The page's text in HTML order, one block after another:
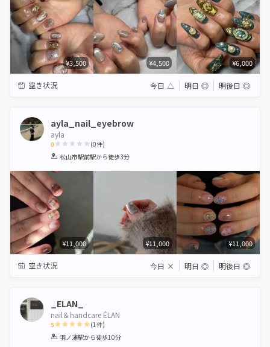
¥3,500 ¥4,500 ¥6,000
空き状況 今日 △ 明日 ◎ 明後日 ◎
ayla_nail_eyebrow
ayla
0
1 2 3 4 5
(0件)
松山市駅前駅から徒歩3分
¥11,000 ¥11,000 ¥11,000
空き状況 今日 × 明日 ◎ 明後日 ◎
_ELAN_
nail＆handcare ÉLAN
5
1 2 3 4 5
(1件)
羽ノ浦駅から徒歩10分